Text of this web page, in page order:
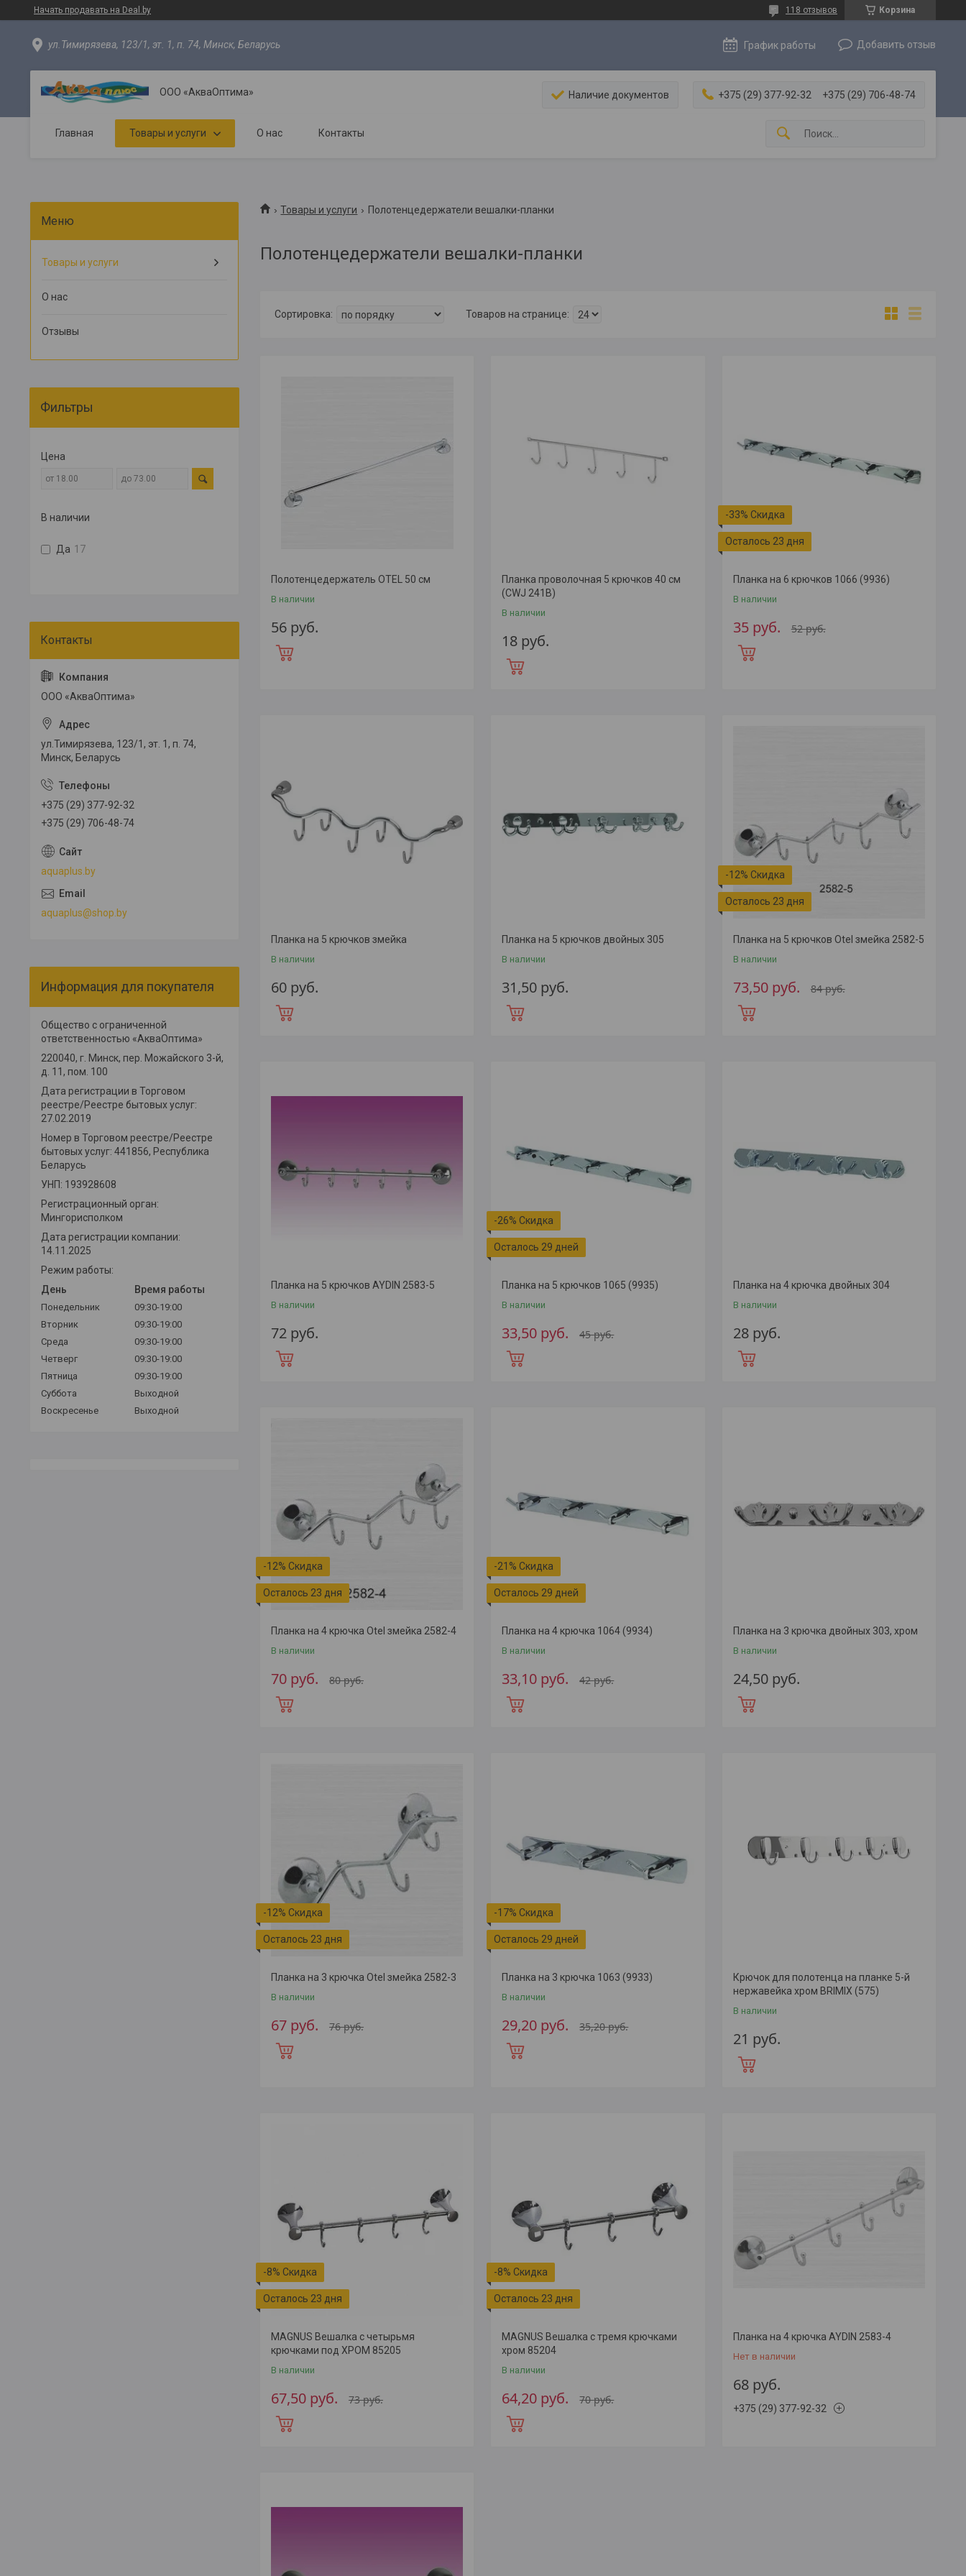
Начать продавать на Deal.by Корзина
118 отзывов
ул.Тимирязева, 123/1, эт. 1, п. 74, Минск, Беларусь График работы Добавить отзыв
ООО «АкваОптима» Наличие документов +375 (29) 377-92-32 +375 (29) 706-48-74
Главная Товары и услуги О нас Контакты
Товары и услуги Полотенцедержатели вешалки-планки
Полотенцедержатели вешалки-планки
Полотенцедержатель OTEL 50 см
В наличии
56 руб.
Планка проволочная 5 крючков 40 см
(CWJ 241B)
В наличии
18 руб.
-33%
Осталось 23 дня
Планка на 6 крючков 1066 (9936)
В наличии
52руб.
35 руб.
Планка на 5 крючков змейка
В наличии
60 руб.
Планка на 5 крючков двойных 305
В наличии
31,50 руб.
-12%
Осталось 23 дня
Планка на 5 крючков Otel змейка 2582-5
В наличии
84руб.
73,50 руб.
Планка на 5 крючков AYDIN 2583-5
В наличии
72 руб.
-26%
Осталось 29 дней
Планка на 5 крючков 1065 (9935)
В наличии
45руб.
33,50 руб.
Планка на 4 крючка двойных 304
В наличии
28 руб.
-12%
Осталось 23 дня
Планка на 4 крючка Otel змейка 2582-4
В наличии
80руб.
70 руб.
-21%
Осталось 29 дней
Планка на 4 крючка 1064 (9934)
В наличии
42руб.
33,10 руб.
Планка на 3 крючка двойных 303, хром
В наличии
24,50 руб.
-12%
Осталось 23 дня
Планка на 3 крючка Otel змейка 2582-3
В наличии
76руб.
67 руб.
-17%
Осталось 29 дней
Планка на 3 крючка 1063 (9933)
В наличии
35,20руб.
29,20 руб.
Крючок для полотенца на планке 5-й
нержавейка хром BRIMIX (575)
В наличии
21 руб.
-8%
Осталось 23 дня
MAGNUS Вешалка с четырьмя
крючками под ХРОМ 85205
В наличии
73руб.
67,50 руб.
-8%
Осталось 23 дня
MAGNUS Вешалка с тремя крючками
хром 85204
В наличии
70руб.
64,20 руб.
Планка на 4 крючка AYDIN 2583-4
Нет в наличии
68 руб.
+375 (29) 377-92-32
Товары и услуги
О нас
Отзывы
Фильтры
Цена
В наличии
Да 17
ООО «АкваОптима»
ул.Тимирязева, 123/1, эт. 1, п. 74,
Минск, Беларусь
+375 (29) 377-92-32
+375 (29) 706-48-74
aquaplus.by
aquaplus@shop.by
Информация для покупателя
Общество с ограниченной
ответственностью «АкваОптима»
220040, г. Минск, пер. Можайского 3-й,
д. 11, пом. 100
Дата регистрации в Торговом
реестре/Реестре бытовых услуг:
27.02.2019
Номер в Торговом реестре/Реестре
бытовых услуг: 441856, Республика
Беларусь
УНП: 193928608
Регистрационный орган:
Мингорисполком
Дата регистрации компании:
14.11.2025
Режим работы:
День
Время работы
Понедельник
09:30-19:00
Вторник
09:30-19:00
Среда
09:30-19:00
Четверг
09:30-19:00
Пятница
09:30-19:00
Суббота
Выходной
Воскресенье
Выходной